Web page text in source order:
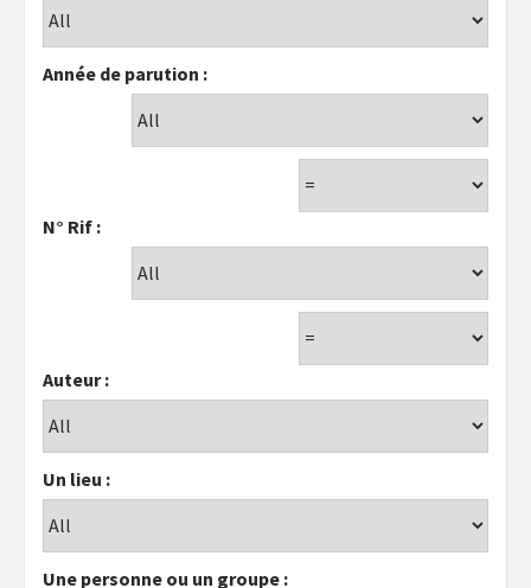
Année de parution :
N° Rif :
Auteur :
Un lieu :
Une personne ou un groupe :